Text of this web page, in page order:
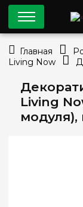
Living
модуля),
Главная
Living Now